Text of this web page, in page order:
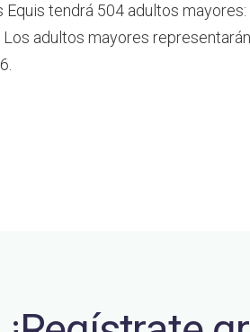
Equis tendrá 504 adultos
Los adultos mayores